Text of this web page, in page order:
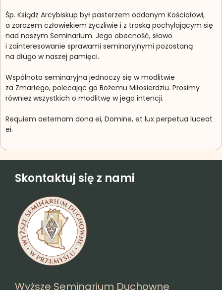
Śp. Ksiądz Arcybiskup był pasterzem oddanym Kościołowi,
a zarazem człowiekiem życzliwie i z troską pochylającym się
nad naszym Seminarium. Jego obecność, słowo
i zainteresowanie sprawami seminaryjnymi pozostaną
na długo w naszej pamięci.
Wspólnota seminaryjna jednoczy się w modlitwie
za Zmarłego, polecając go Bożemu Miłosierdziu. Prosimy
również wszystkich o modlitwę w jego intencji.
Requiem aeternam dona ei, Domine, et lux perpetua luceat
ei.
Skontaktuj się z nami
Wyższe Seminarium Duchowne